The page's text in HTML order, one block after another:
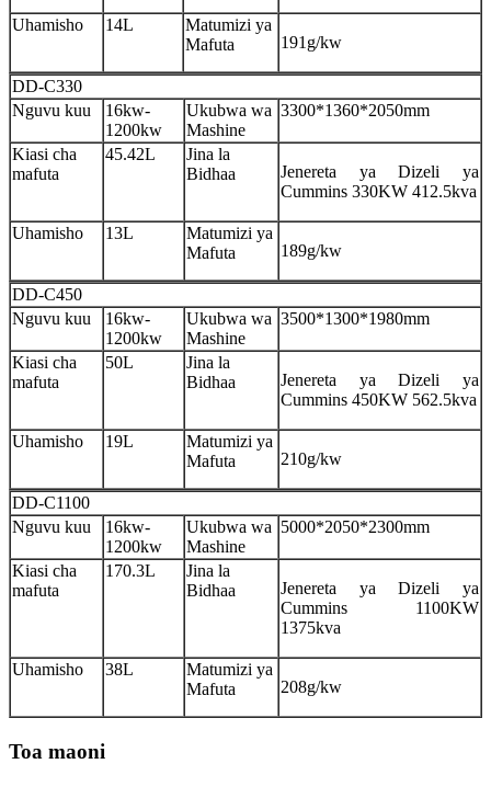
Uhamisho 14L
Matumizi ya
Mafuta
191g/kw
DD-C330
Nguvu kuu
16kw-
1200kw
Ukubwa wa
Mashine
3300*1360*2050mm
Kiasi cha
mafuta
45.42L
Jina la
Bidhaa
Jenereta ya Dizeli ya
Cummins 330KW 412.5kva
Uhamisho 13L
Matumizi ya
Mafuta
189g/kw
DD-C450
Nguvu kuu
16kw-
1200kw
Ukubwa wa
Mashine
3500*1300*1980mm
Kiasi cha
mafuta
50L
Jina la
Bidhaa
Jenereta ya Dizeli ya
Cummins 450KW 562.5kva
Uhamisho 19L
Matumizi ya
Mafuta
210g/kw
DD-C1100
Nguvu kuu
16kw-
1200kw
Ukubwa wa
Mashine
5000*2050*2300mm
Kiasi cha
mafuta
170.3L
Jina la
Bidhaa
Jenereta ya Dizeli ya
Cummins 1100KW
1375kva
Uhamisho 38L
Matumizi ya
Mafuta
208g/kw
Toa maoni